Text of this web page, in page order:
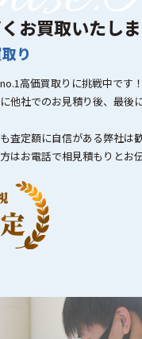
お買取いたし
り
高価買取りに挑戦中です！
他社でのお見積り後、最後
査定額に自信がある弊社は
はお電話で相見積もりとお